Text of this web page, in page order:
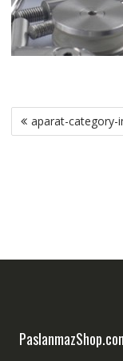
Yazı
gezinmesi
aparat-category-